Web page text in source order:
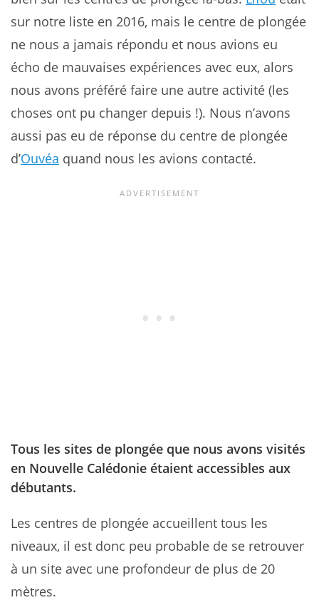
sur notre liste en 2016, mais le centre de plongée
ne nous a jamais répondu et nous avions eu
écho de mauvaises expériences avec eux, alors
nous avons préféré faire une autre activité (les
choses ont pu changer depuis !). Nous n’avons
aussi pas eu de réponse du centre de plongée
d’Ouvéa quand nous les avions contacté.
Tous les sites de plongée que nous avons visités
en Nouvelle Calédonie étaient accessibles aux
débutants.
Les centres de plongée accueillent tous les
niveaux, il est donc peu probable de se retrouver
à un site avec une profondeur de plus de 20
mètres.